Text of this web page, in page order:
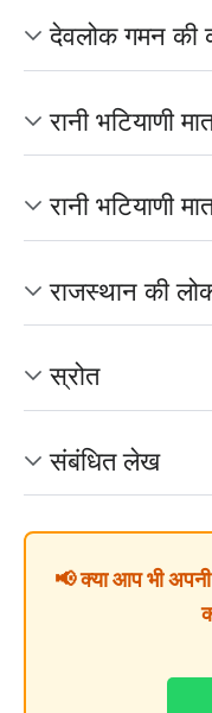
देवलोक गमन की
रानी भटियाणी
रानी भटियाणी
राजस्थान की
स्रोत
संबंधित लेख
📢 क्या आप भी